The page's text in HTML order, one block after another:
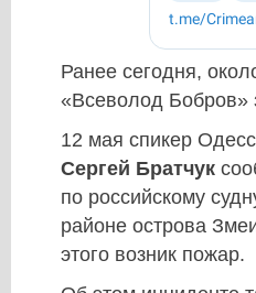
Ранее сегодня,
«Всеволод Бобров»
12 мая спикер
Сергей Братчук
по российскому
районе острова
этого возник пожар.